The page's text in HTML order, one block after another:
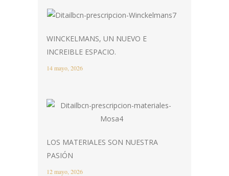
WINCKELMANS, UN NUEVO E
INCREIBLE ESPACIO.
14 mayo, 2026
LOS MATERIALES SON NUESTRA
PASIÓN
12 mayo, 2026